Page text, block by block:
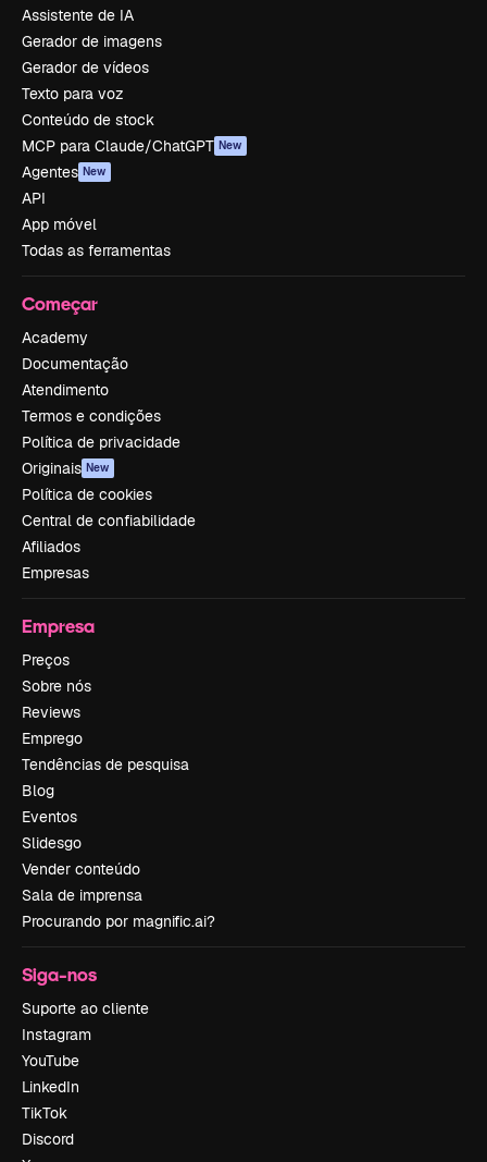
Assistente de IA
Gerador de imagens
Gerador de vídeos
Texto para voz
Conteúdo de stock
MCP para Claude/ChatGPT New
Agentes New
API
App móvel
Todas as ferramentas
Começar
Academy
Documentação
Atendimento
Termos e condições
Política de privacidade
Originais New
Política de cookies
Central de confiabilidade
Afiliados
Empresas
Empresa
Preços
Sobre nós
Reviews
Emprego
Tendências de pesquisa
Blog
Eventos
Slidesgo
Vender conteúdo
Sala de imprensa
Procurando por magnific.ai?
Siga-nos
Suporte ao cliente
Instagram
YouTube
LinkedIn
TikTok
Discord